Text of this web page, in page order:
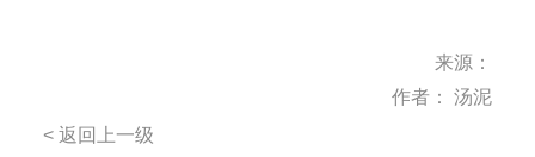
< 返回上一级
来源：
作者： 汤泥